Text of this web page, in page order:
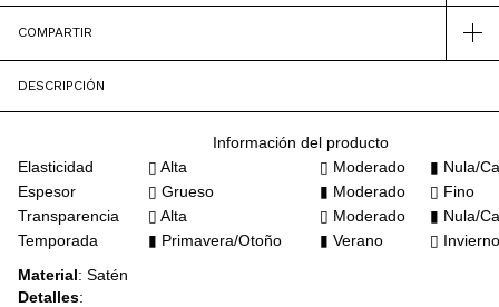
COMPARTIR
DESCRIPCIÓN
Información del producto
Elasticidad
▯ Alta ▯ Moderado
▮ Nula/
Espesor
▯ Grueso ▮ Moderado
▯ Fino
Transparencia
▯ Alta ▯ Moderado
▮ Nula/
Temporada
▮ Primavera/Otoño ▮ Verano
▯ Invierno
Material: Satén
Detalles: